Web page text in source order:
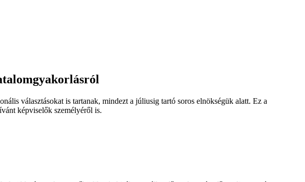
választásokat is tartanak, mindezt a júliusig tartó soros elnökségük alatt. Ez a
képviselők személyéről is.